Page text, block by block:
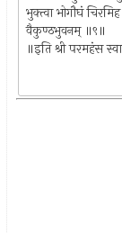
भुक्त्वा भोगौघं
वैकुण्ठभुवनम् ॥९॥
॥इति श्री परमहंस